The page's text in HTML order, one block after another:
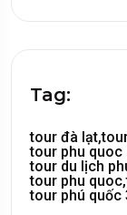
Tag:
tour đà lạt,
tour phu quoc
tour du lịch
tour phu quoc,
tour phú quốc